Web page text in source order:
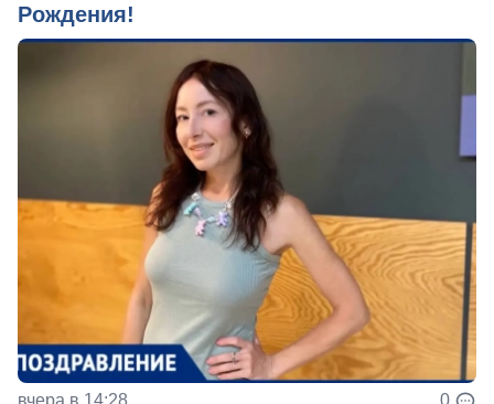
Рождения!
вчера в 14:28 0